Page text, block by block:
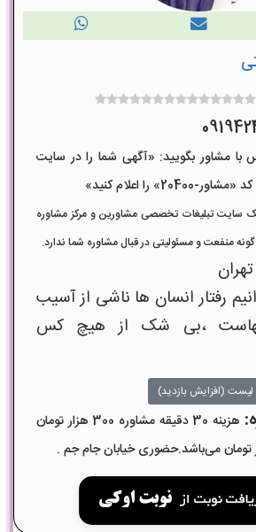
با مشاور بگویید: «آگهی شما را در سایت
را اعلام کنید»
سایت تبلیغات تخصصی مشاورین و مرکز مشاوره
منفعت و مسئولیتی در قبال مشاوره شما ندارد.
رفتار انسان ها ناشی از آسیب
،بی شک از هیچ کس
لیست (افزایش بازدید)
هزینه 30 دقیقه مشاوره 300 هزار تومان